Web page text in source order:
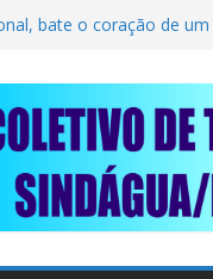
AJUDE O NOSSO
DO SINDÁGUA/RN! 📢
debate com o Ministro